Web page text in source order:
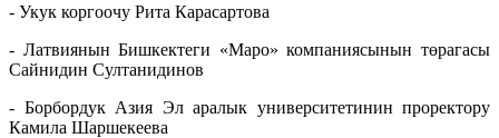
- Укук коргоочу Рита Карасартова
- Латвиянын Бишкектеги «Маро» компаниясынын төрагасы
Сайнидин Султанидинов
- Борбордук Азия Эл аралык университетинин проректору
Камила Шаршекеева